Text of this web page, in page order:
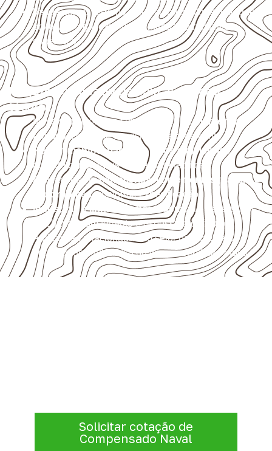
Valide com o responsável técnico qualquer uso que
envolva carga, exposição intensa ou requisitos
específicos.
Projetos compatíveis com avaliação
técnica
Móveis, divisórias e componentes de marcenaria
técnica, conforme exposição e acabamento.
Revestimentos, paredes, pisos e divisórias,
quando compatíveis com a ficha técnica.
Aplicações emcarrocerias, implementos, trailers e
motorhomes, conforme especificação.
Indústrias e linhas de montagem que necessitam
de chapas com formato e espessura definidos.
Aplicações relacionadas ao setor náutico, sem
presumir uso submerso ou impermeabilidade total.
Solicitar cotação de
Compensado Naval